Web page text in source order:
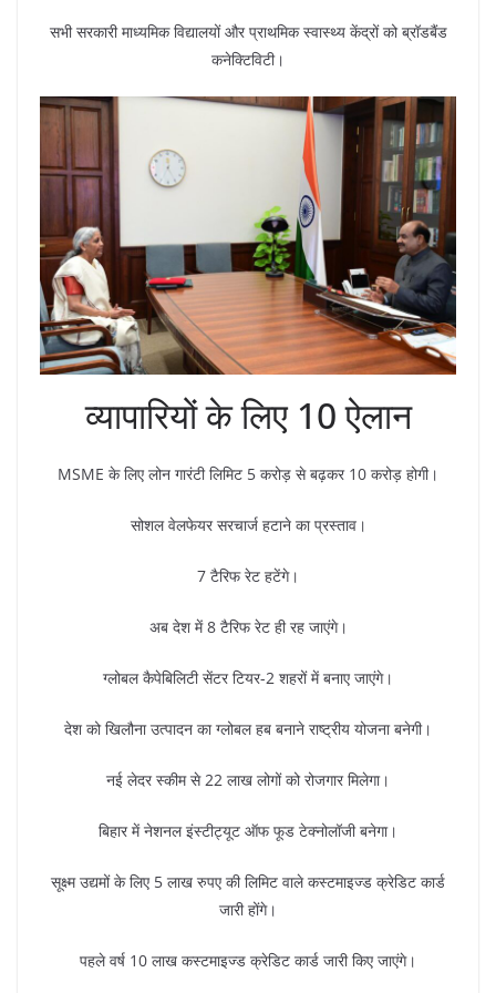
सभी सरकारी माध्यमिक विद्यालयों और प्राथमिक स्वास्थ्य केंद्रों को ब्रॉडबैंड
कनेक्टिविटी।
व्यापारियों के लिए 10 ऐलान
MSME के लिए लोन गारंटी लिमिट 5 करोड़ से बढ़कर 10 करोड़ होगी।
सोशल वेलफेयर सरचार्ज हटाने का प्रस्ताव।
7 टैरिफ रेट हटेंगे।
अब देश में 8 टैरिफ रेट ही रह जाएंगे।
ग्लोबल कैपेबिलिटी सेंटर टियर-2 शहरों में बनाए जाएंगे।
देश को खिलौना उत्पादन का ग्लोबल हब बनाने राष्ट्रीय योजना बनेगी।
नई लेदर स्कीम से 22 लाख लोगों को रोजगार मिलेगा।
बिहार में नेशनल इंस्टीट्यूट ऑफ फूड टेक्नोलॉजी बनेगा।
सूक्ष्म उद्यमों के लिए 5 लाख रुपए की लिमिट वाले कस्टमाइज्ड क्रेडिट कार्ड
जारी होंगे।
पहले वर्ष 10 लाख कस्टमाइज्ड क्रेडिट कार्ड जारी किए जाएंगे।